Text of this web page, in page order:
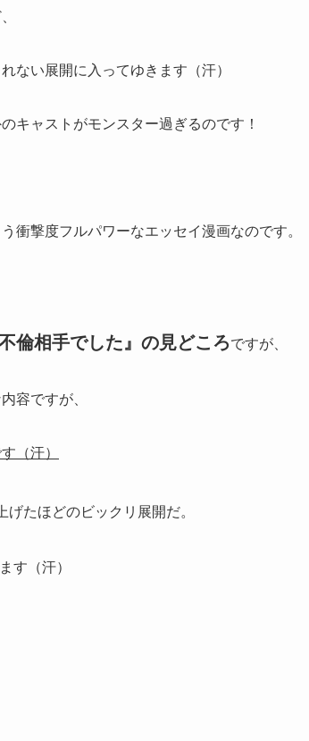
ない展開に入ってゆきます（汗）
キャストがモンスター過ぎるのです！
撃度フルパワーなエッセイ漫画なのです。
倫相手でした』の見どころですが、
容ですが、
（汗）
たほどのビックリ展開だ。
す（汗）